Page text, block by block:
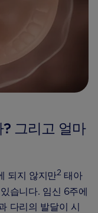
그리고 얼마
되지 않지만2 태아
습니다. 임신 6주에
다리의 발달이 시